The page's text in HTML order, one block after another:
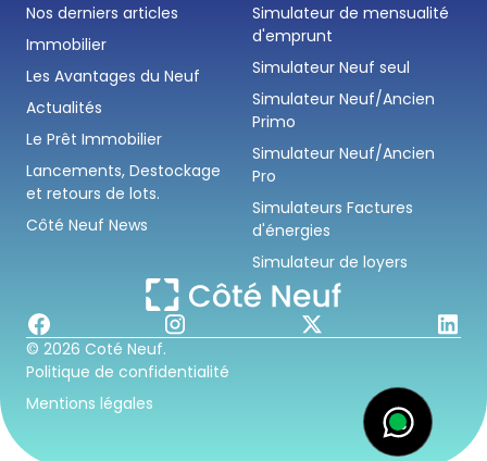
Nos derniers articles
Immobilier
Les Avantages du Neuf
Actualités
Le Prêt Immobilier
Lancements, Destockage
et retours de lots.
Côté Neuf News
Simulateur de mensualité
d'emprunt
Simulateur Neuf seul
Simulateur Neuf/Ancien
Primo
Simulateur Neuf/Ancien
Pro
Simulateurs Factures
d'énergies
Simulateur de loyers
© 2026 Coté Neuf.
Politique de confidentialité
Mentions légales